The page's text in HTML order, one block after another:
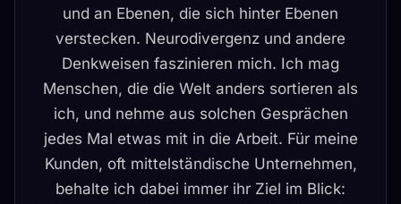
und an Ebenen, die sich hinter Ebenen
verstecken. Neurodivergenz und andere
Denkweisen faszinieren mich. Ich mag
Menschen, die die Welt anders sortieren als
ich, und nehme aus solchen Gesprächen
jedes Mal etwas mit in die Arbeit. Für meine
Kunden, oft mittelständische Unternehmen,
behalte ich dabei immer ihr Ziel im Blick: